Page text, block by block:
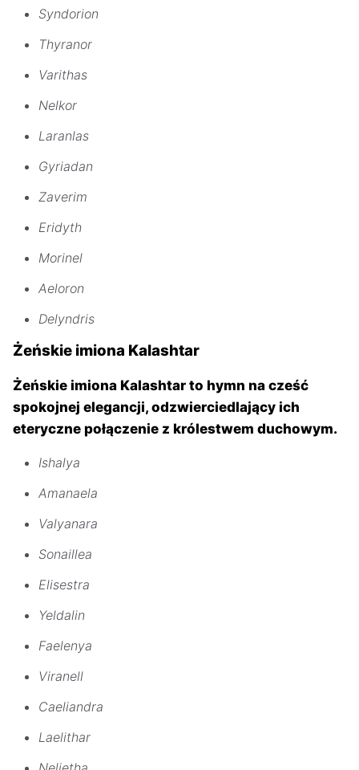
Syndorion
Thyranor
Varithas
Nelkor
Laranlas
Gyriadan
Zaverim
Eridyth
Morinel
Aeloron
Delyndris
Żeńskie imiona Kalashtar
Żeńskie imiona Kalashtar to hymn na cześć
spokojnej elegancji, odzwierciedlający ich
eteryczne połączenie z królestwem duchowym.
Ishalya
Amanaela
Valyanara
Sonaillea
Elisestra
Yeldalin
Faelenya
Viranell
Caeliandra
Laelithar